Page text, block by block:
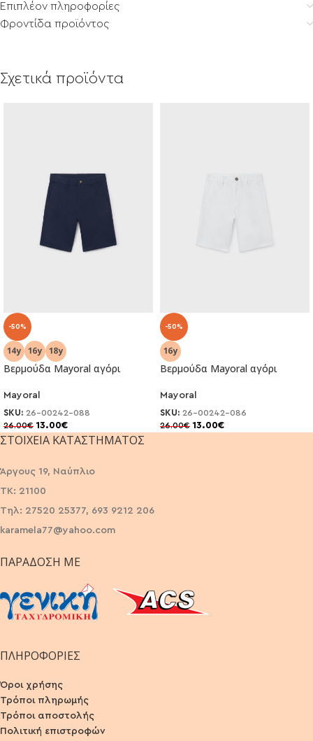
Επιπλέον πληροφορίες
Φροντίδα προϊόντος
Σχετικά προϊόντα
-50%
Βερμούδα Mayoral αγόρι
Mayoral
SKU: 26-00242-088
26.00€ 13.00€
-50%
Βερμούδα Mayoral αγόρι
Mayoral
SKU: 26-00242-086
26.00€ 13.00€
ΣΤΟΙΧΕΊΑ ΚΑΤΑΣΤΉΜΑΤΟΣ
Άργους 19, Ναύπλιο
ΤΚ: 21100
Τηλ: 27520 25377, 693 9212 206
karamela77@yahoo.com
ΠΑΡΆΔΟΣΗ ΜΕ
ΠΛΗΡΟΦΟΡΙΕΣ
Όροι χρήσης
Τρόποι πληρωμής
Τρόποι αποστολής
Πολιτική επιστροφών